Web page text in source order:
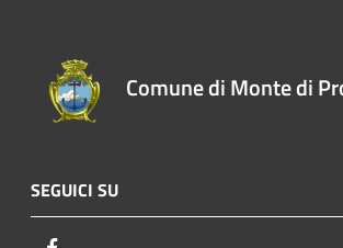
Comune di Monte di
SEGUICI SU